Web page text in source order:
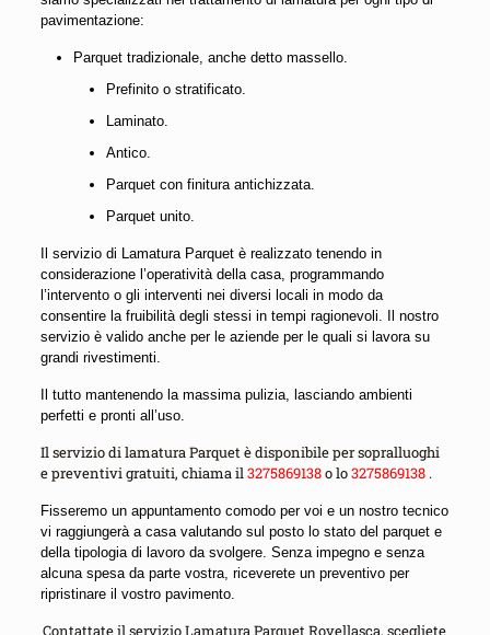
pavimentazione:
Parquet tradizionale, anche detto massello.
Prefinito o stratificato.
Laminato.
Antico.
Parquet con finitura antichizzata.
Parquet unito.
Il servizio di Lamatura Parquet è realizzato tenendo in
considerazione l’operatività della casa, programmando
l’intervento o gli interventi nei diversi locali in modo da
consentire la fruibilità degli stessi in tempi ragionevoli. Il nostro
servizio è valido anche per le aziende per le quali si lavora su
grandi rivestimenti.
Il tutto mantenendo la massima pulizia, lasciando ambienti
perfetti e pronti all’uso.
Il servizio di lamatura Parquet è disponibile per sopralluoghi
e preventivi gratuiti, chiama il3275869138o lo3275869138 .
Fisseremo un appuntamento comodo per voi e un nostro tecnico
vi raggiungerà a casa valutando sul posto lo stato del parquet e
della tipologia di lavoro da svolgere. Senza impegno e senza
alcuna spesa da parte vostra, riceverete un preventivo per
ripristinare il vostro pavimento.
Contattate il servizio Lamatura Parquet Rovellasca, scegliete